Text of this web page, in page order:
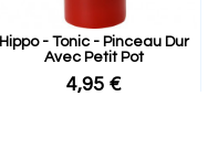
Hippo - Tonic - Pinceau Dur
Avec Petit Pot
4,95 €